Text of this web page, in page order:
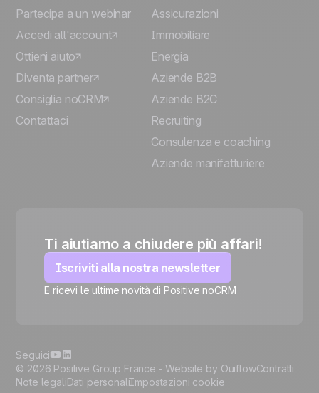
🍪
Manage cookies
Partecipa a un webinar
Accedi all'account
Ottieni aiuto
Diventa partner
Consiglia noCRM
Contattaci
Assicurazioni
Immobiliare
Energia
Aziende B2B
Aziende B2C
Recruiting
Consulenza e coaching
Aziende manifatturiere
Ti aiutiamo a chiudere più affari!
Iscriviti alla nostra newsletter
E ricevi le ultime novità di Positive noCRM
© 2026 Positive Group France -Website by OuiflowContratti
Note legaliDati personaliImpostazioni cookie
Seguici